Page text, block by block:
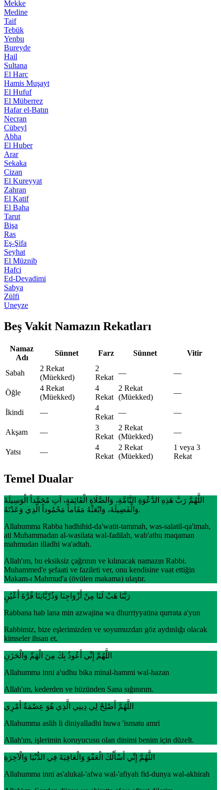
Mekke
Medine
Taif
Tebük
Yenbu
Bureyde
Hail
Sultana
El Harc
Hamis Muşayt
El Hufuf
El Müberrez
Hafar el-Batın
Necran
Cübeyl
Abha
El Huber
Arar
Sekaka
Cizan
El Kureyyat
Zahran
El Katif
El Baha
Tarut
Bişa
Ras
Eş-Şifa
Seyhat
El Müznib
Hafci
Ed-Devadimi
Sabya
Zülfi
Uneyze
Beş Vakit Namazın Rekatları
Namaz
Adı
Sünnet Farz Sünnet Vitir
Sabah
2 Rekat
(Müekked)
2
Rekat
— —
Öğle
4 Rekat
(Müekked)
4
Rekat
2 Rekat
(Müekked)
—
İkindi —
4
Rekat
— —
Akşam —
3
Rekat
2 Rekat
(Müekked)
—
Yatsı —
4
Rekat
2 Rekat
(Müekked)
1 veya 3
Rekat
Temel Dualar
اللَّهُمَّ رَبَّ هَذِهِ الدَّعْوَةِ التَّامَّةِ، وَالصَّلَاةِ الْقَائِمَةِ، آتِ مُحَمَّداً الْوَسِيلَةَ
وَالْفَضِيلَةَ، وَابْعَثْهُ مَقَاماً مَحْمُوداً الَّذِي وَعَدْتَهُ.
Allahumma Rabba hadhihid-da'watit-tammah, was-salatil-qa'imah,
ati Muhammadan al-wasilata wal-fadilah, wab'athu maqaman
mahmudan illadhi wa'adtah.
Allah'ım, bu eksiksiz çağrının ve kılınacak namazın Rabbi.
Muhammed'e şefaati ve fazileti ver, onu kendisine vaat ettiğin
Makam-ı Mahmud'a (övülen makama) ulaştır.
رَبَّنَا هَبْ لَنَا مِنْ أَزْوَاجِنَا وَذُرِّيَّاتِنَا قُرَّةَ أَعْيُنٍ
Rabbana hab lana min azwajina wa dhurriyyatina qurrata a'yun
Rabbimiz, bize eşlerimizden ve soyumuzdan göz aydınlığı olacak
kimseler ihsan et.
اللَّهُمَّ إِنِّي أَعُوذُ بِكَ مِنَ الْهَمِّ وَالْحَزَنِ
Allahumma inni a'udhu bika minal-hammi wal-hazan
Allah'ım, kederden ve hüzünden Sana sığınırım.
اللَّهُمَّ أَصْلِحْ لِي دِينِي الَّذِي هُوَ عِصْمَةُ أَمْرِي
Allahumma aslih li diniyalladhi huwa 'ismatu amri
Allah'ım, işlerimin koruyucusu olan dinimi benim için düzelt.
اللَّهُمَّ إِنِّي أَسْأَلُكَ الْعَفْوَ وَالْعَافِيَةَ فِي الدُّنْيَا وَالْآخِرَةِ
Allahumma inni as'alukal-'afwa wal-'afiyah fid-dunya wal-akhirah